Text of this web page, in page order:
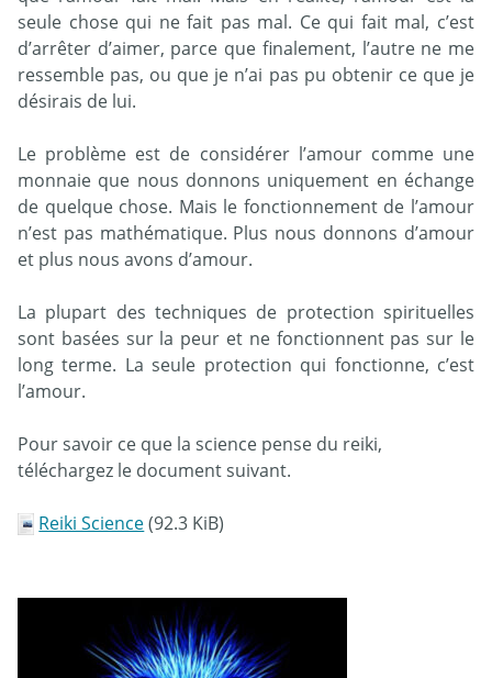
seule chose qui ne fait pas mal. Ce qui fait mal, c’est
d’arrêter d’aimer, parce que finalement, l’autre ne me
ressemble pas, ou que je n’ai pas pu obtenir ce que je
désirais de lui.
Le problème est de considérer l’amour comme une
monnaie que nous donnons uniquement en échange
de quelque chose. Mais le fonctionnement de l’amour
n’est pas mathématique. Plus nous donnons d’amour
et plus nous avons d’amour.
La plupart des techniques de protection spirituelles
sont basées sur la peur et ne fonctionnent pas sur le
long terme. La seule protection qui fonctionne, c’est
l’amour.
Pour savoir ce que la science pense du reiki,
téléchargez le document suivant.
Reiki Science(92.3 KiB)